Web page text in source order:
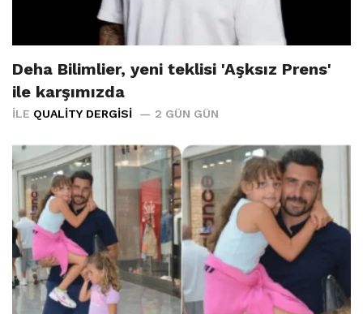
Deha Bilimlier, yeni teklisi 'Aşksız Prens'
ile karşımızda
İLE QUALITY DERGISI 2 GÜN GÜN